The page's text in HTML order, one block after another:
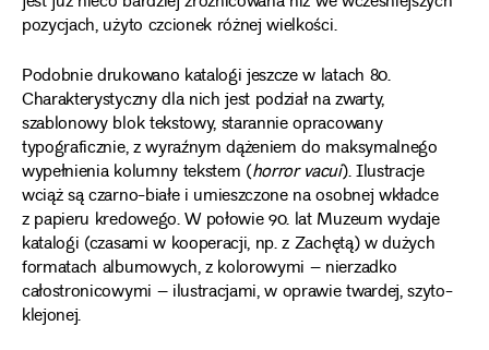
pozycjach, użyto czcionek różnej wielkości.
Podobnie drukowano katalogi jeszcze w latach 80.
Charakterystyczny dla nich jest podział na zwarty,
szablonowy blok tekstowy, starannie opracowany
typograficznie, z wyraźnym dążeniem do maksymalnego
wypełnienia kolumny tekstem (horror vacui). Ilustracje
wciąż są czarno-białe i umieszczone na osobnej wkładce
z papieru kredowego. W połowie 90. lat Muzeum wydaje
katalogi (czasami w kooperacji, np. z Zachętą) w dużych
formatach albumowych, z kolorowymi – nierzadko
całostronicowymi – ilustracjami, w oprawie twardej, szyto-
klejonej.